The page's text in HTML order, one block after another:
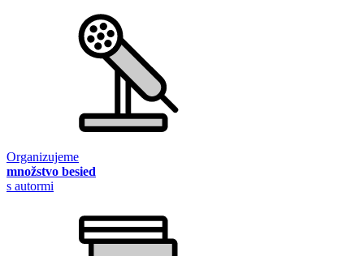
Organizujeme
množstvo besied
s autormi